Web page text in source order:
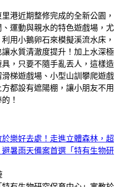
港近期整修完成的全新公園，
運動與親水的特色遊戲場，尤
用小鵝卵石來模擬溪流水床，
水質清澈度提升！加上水深極
，只要不隨手亂丟人，這樣造
梯遊戲場、小型山訓攀爬遊戲
都設有遮陽棚，讓小朋友不用
！
樂好去處！走進立體森林，超
暑雨天備案首選「特有生物研